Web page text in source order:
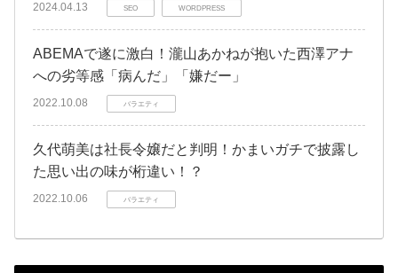
2024.04.13 SEO WORDPRESS
ABEMAで遂に激白！瀧山あかねが抱いた西澤アナ
への劣等感「病んだ」「嫌だー」
2022.10.08 バラエティ
久代萌美は社長令嬢だと判明！かまいガチで披露し
た思い出の味が桁違い！？
2022.10.06 バラエティ